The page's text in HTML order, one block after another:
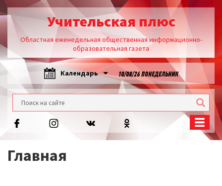
Учительская плюс
Областная еженедельная общественная информационно-
образовательная газета
Календарь 10/08/26 ПОНЕДЕЛЬНИК
Главная